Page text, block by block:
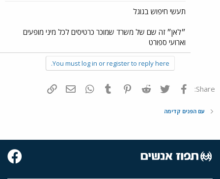
תעשי חיפוש בגוגל
״לאן״ זה שם של משרד שמוכר כרטיסים לכל מיני מופעים
וארועי ספורט
You must log in or register to reply here.
Share: פייסבוק Twitter
Reddit
Pinterest
Tumblr
WhatsAppדואר אלקטרוני
עם הפנים קדימה